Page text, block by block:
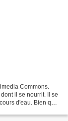
Commons.
il se nourrit. Il se
d'eau. Bien que